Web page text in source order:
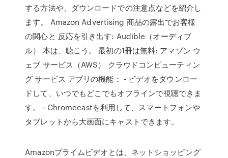
する方法や、ダウンロードでの注意点などを紹介し
ます。 Amazon Advertising 商品の露出でお客様
の関心と 反応を引き出す: Audible（オーディブ
ル） 本は、聴こう。 最初の1冊は無料: アマゾン ウ
ェブ サービス（AWS） クラウドコンピューティン
グ サービス アプリの機能： - ビデオをダウンロー
ドして、いつでもどこでもオフラインで視聴できま
す。 - Chromecastを利用して、スマートフォンや
タブレットから大画面にキャストできます。
Amazonプライムビデオとは、ネットショッピング